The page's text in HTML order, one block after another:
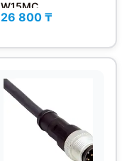
W15MC
26 800 ₸